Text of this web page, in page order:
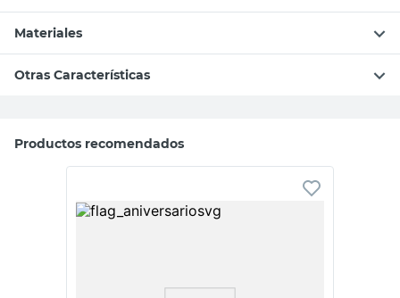
Materiales
Otras Características
Productos recomendados